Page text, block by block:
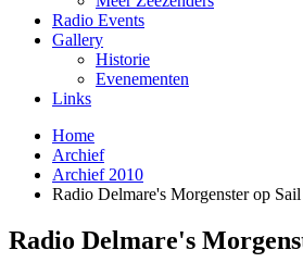
Radio Events
Gallery
Historie
Evenementen
Links
Home
Archief
Archief 2010
Radio Delmare's Morgenster op
Radio Delmare's